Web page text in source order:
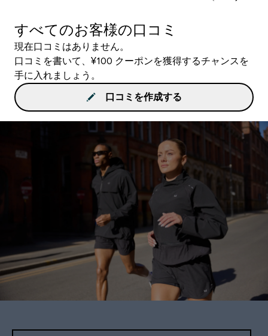
すべてのお客様の口コミ
現在口コミはありません。
口コミを書いて、¥100 クーポンを獲得するチャンスを
手に入れましょう。
口コミを作成する